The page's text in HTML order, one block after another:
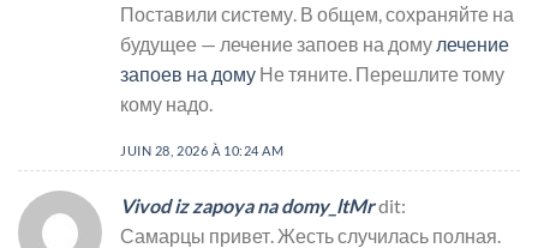
Поставили систему. В общем, сохраняйте на
будущее — лечение запоев на дому лечение
запоев на дому Не тяните. Перешлите тому
кому надо.
JUIN 28, 2026 À 10:24 AM
Vivod iz zapoya na domy_ltMrdit:
Самарцы привет. Жесть случилась полная.